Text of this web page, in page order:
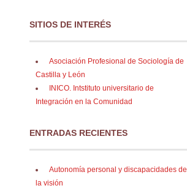
SITIOS DE INTERÉS
Asociación Profesional de Sociología de
Castilla y León
INICO. Intstituto universitario de
Integración en la Comunidad
ENTRADAS RECIENTES
Autonomía personal y discapacidades de
la visión